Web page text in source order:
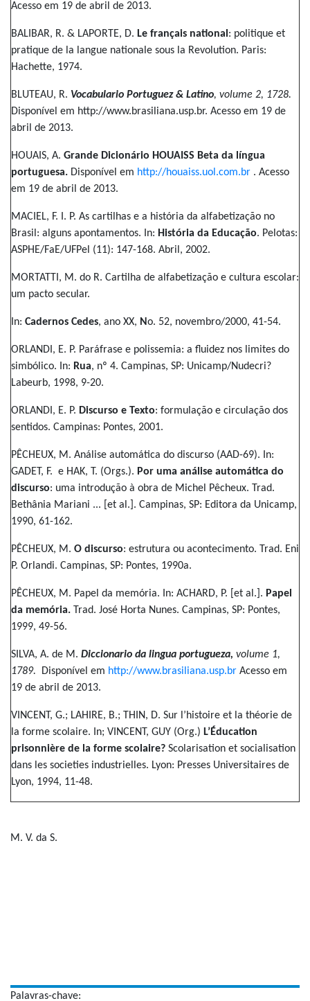
Acesso em 19 de abril de 2013.
BALIBAR, R. & LAPORTE, D. Le français national : politique et
pratique de la langue nationale sous la Revolution. Paris:
Hachette, 1974.
BLUTEAU, R. Vocabulario Portuguez & Latino, volume 2, 1728.
Disponível em http://www.brasiliana.usp.br. Acesso em 19 de
abril de 2013.
HOUAIS, A. Grande Dicionário HOUAISS Beta da língua
portuguesa. Disponível em http://houaiss.uol.com.br . Acesso
em 19 de abril de 2013.
MACIEL, F. I. P. As cartilhas e a história da alfabetização no
Brasil: alguns apontamentos. In: História da Educação. Pelotas:
ASPHE/FaE/UFPel (11): 147-168. Abril, 2002.
MORTATTI, M. do R. Cartilha de alfabetização e cultura escolar:
um pacto secular.
In: Cadernos Cedes, ano XX, No. 52, novembro/2000, 41-54.
ORLANDI, E. P. Paráfrase e polissemia: a fluidez nos limites do
simbólico. In: Rua, nº 4. Campinas, SP: Unicamp/Nudecri?
Labeurb, 1998, 9-20.
ORLANDI, E. P. Discurso e Texto: formulação e circulação dos
sentidos. Campinas: Pontes, 2001.
PÊCHEUX, M. Análise automática do discurso (AAD-69). In:
GADET, F. e HAK, T. (Orgs.). Por uma análise automática do
discurso: uma introdução à obra de Michel Pêcheux. Trad.
Bethânia Mariani ... [et al.]. Campinas, SP: Editora da Unicamp,
1990, 61-162.
PÊCHEUX, M. O discurso: estrutura ou acontecimento. Trad. Eni
P. Orlandi. Campinas, SP: Pontes, 1990a.
PÊCHEUX, M. Papel da memória. In: ACHARD, P. [et al.]. Papel
da memória. Trad. José Horta Nunes. Campinas, SP: Pontes,
1999, 49-56.
SILVA, A. de M. Diccionario da lingua portugueza, volume 1,
1789.
Disponível em http://www.brasiliana.usp.br Acesso em
19 de abril de 2013.
VINCENT, G.; LAHIRE, B.; THIN, D. Sur l’histoire et la théorie de
la forme scolaire. In; VINCENT, GUY (Org.) L’Éducation
prisonnière de la forme scolaire? Scolarisation et socialisation
dans les societies industrielles. Lyon: Presses Universitaires de
Lyon, 1994, 11-48.
M. V. da S.
Palavras-chave: